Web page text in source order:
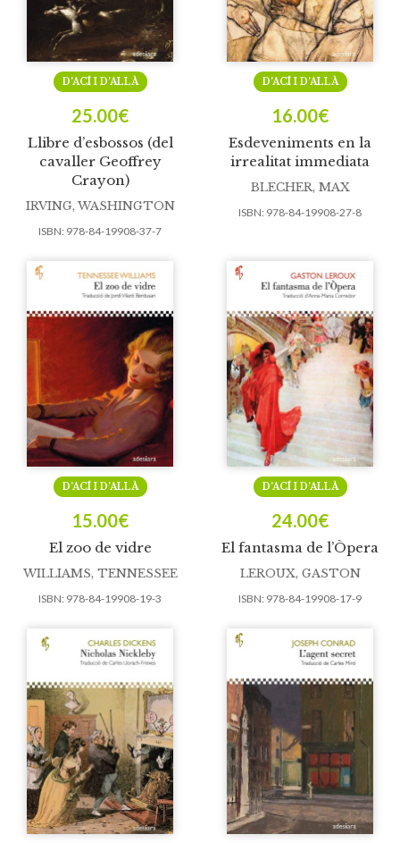
Llibre d’esbossos (del
cavaller Geoffrey
Crayon)
D’ACÍ I D’ALLÀ
25.00€
IRVING, WASHINGTON
ISBN: 978-84-19908-37-7
Esdeveniments en la
irrealitat immediata
D’ACÍ I D’ALLÀ
16.00€
BLECHER, MAX
ISBN: 978-84-19908-27-8
El zoo de vidre
D’ACÍ I D’ALLÀ
15.00€
WILLIAMS, TENNESSEE
ISBN: 978-84-19908-19-3
El fantasma de l’Òpera
D’ACÍ I D’ALLÀ
24.00€
LEROUX, GASTON
ISBN: 978-84-19908-17-9